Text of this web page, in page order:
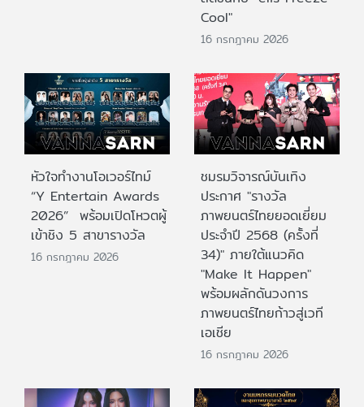
Cool"
16 กรกฎาคม 2026
หัวใจทำงานโอเวอร์ไทม์
“Y Entertain Awards
2026” พร้อมเปิดโหวตผู้
เข้าชิง 5 สาขารางวัล
16 กรกฎาคม 2026
ชมรมวิจารณ์บันเทิง
ประกาศ "รางวัล
ภาพยนตร์ไทยยอดเยี่ยม
ประจําปี 2568 (ครั้งที่
34)" ภายใต้แนวคิด
"Make It Happen"
พร้อมผลักดันวงการ
ภาพยนตร์ไทยก้าวสู่เวที
เอเชีย
16 กรกฎาคม 2026